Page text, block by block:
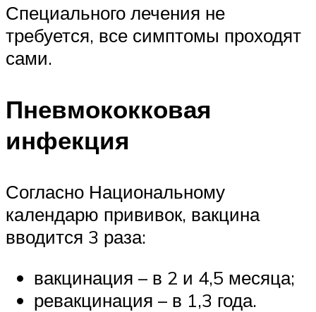
Специального лечения не
требуется, все симптомы проходят
сами.
Пневмококковая
инфекция
Согласно Национальному
календарю прививок, вакцина
вводится 3 раза:
вакцинация – в 2 и 4,5 месяца;
ревакцинация – в 1,3 года.